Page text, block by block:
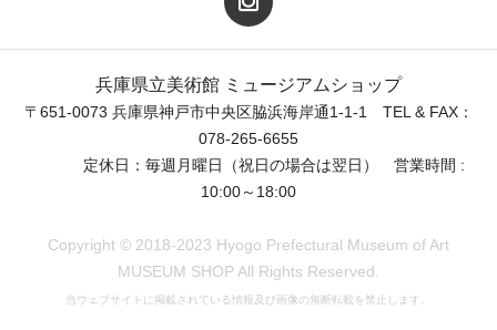
兵庫県立美術館 ミュージアムショップ
〒651-0073 兵庫県神戸市中央区脇浜海岸通1-1-1 TEL & FAX：
078-265-6655
定休日：毎週月曜日（祝日の場合は翌日） 営業時間 :
10:00～18:00
Copyright © 2018-2023 Hyogo Prefectural Museum of Art
MUSEUM SHOP All Rights Reserved.
当ウェブサイトに掲載されている情報及び画像の無断転載を禁止します。